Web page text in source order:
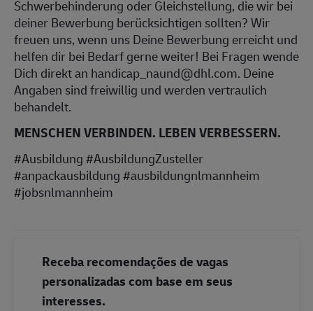
Schwerbehinderung oder Gleichstellung, die wir bei
deiner Bewerbung berücksichtigen sollten? Wir
freuen uns, wenn uns Deine Bewerbung erreicht und
helfen dir bei Bedarf gerne weiter! Bei Fragen wende
Dich direkt an handicap_naund@dhl.com. Deine
Angaben sind freiwillig und werden vertraulich
behandelt.
MENSCHEN VERBINDEN. LEBEN VERBESSERN.
#Ausbildung #AusbildungZusteller
#anpackausbildung #ausbildungnlmannheim
#jobsnlmannheim
Receba recomendações de vagas
personalizadas com base em seus
interesses.